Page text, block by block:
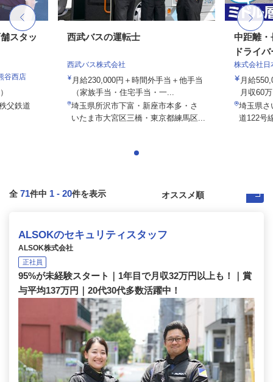
スタッ
谷西店
父鉄道
西武バスの運転士
西武バス株式会社
月給230,000円＋時間外手当＋他手当
（家族手当・住宅手当・一...
埼玉県所沢市下富・新座市本多・さ
いたま市大宮区三橋・東京都練馬区...
中距離・
ドライバ
株式会社日
月給
月収60
埼玉県さ
道122号
全 71件中 1 - 20件を表示
ALSOKのセキュリティスタッフ
ALSOK株式会社
正社員
95%が未経験スタート｜1年目で月収32万円以上も！｜賞
与平均137万円｜20代30代多数活躍中！